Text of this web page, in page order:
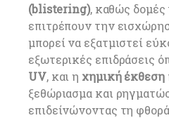
(blistering), καθώς δομές
επιτρέπουν την
μπορεί να εξατμιστεί
εξωτερικές επιδράσεις
UV, και η χημική έκθεση
ξεθώριασμα και
επιδείνώνοντας τη